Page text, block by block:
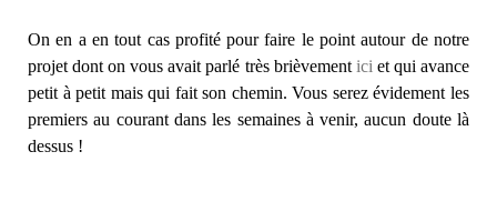
On en a en tout cas profité pour faire le point autour de notre
projet dont on vous avait parlé très brièvement ici et qui avance
petit à petit mais qui fait son chemin. Vous serez évidement les
premiers au courant dans les semaines à venir, aucun doute là
dessus !